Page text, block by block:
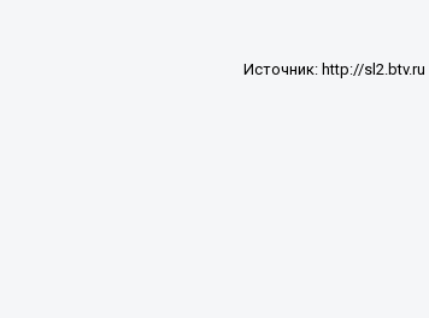
Источник: http://sl2.btv.ru